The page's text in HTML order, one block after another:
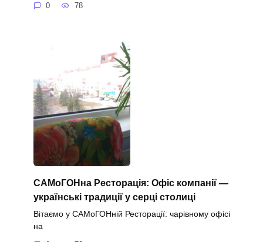
0 78
САМоГОНна Ресторація: Офіс компанії —
українські традиції у серці столиці
Вітаємо у САМоГОНній Ресторації: чарівному офісі
на